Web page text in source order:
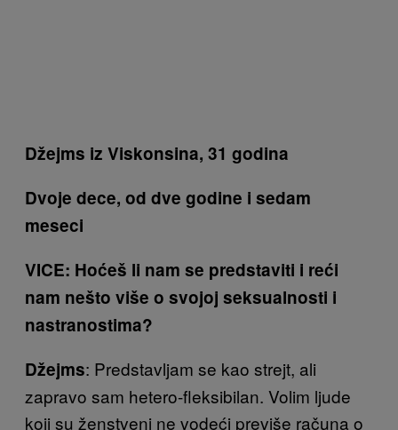
Džejms iz Viskonsina, 31 godina
Dvoje dece, od dve godine i sedam
meseci
VICE: Hoćeš li nam se predstaviti i reći
nam nešto više o svojoj seksualnosti i
nastranostima?
Džejms: Predstavljam se kao strejt, ali
zapravo sam hetero-fleksibilan. Volim ljude
koji su ženstveni ne vodeći previše računa o